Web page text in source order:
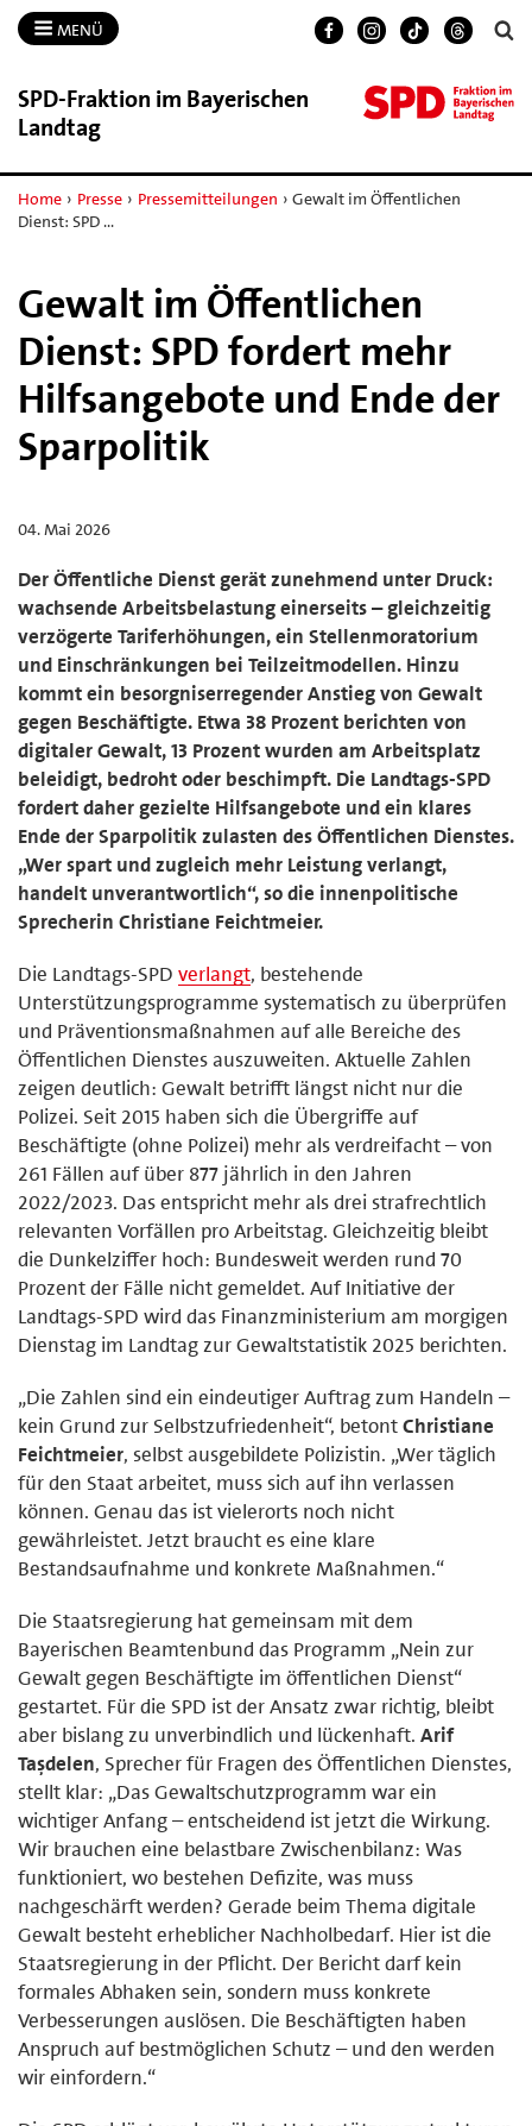
MENÜ
SPD-​Fraktion im Bayerischen
Landtag
Home › Presse › Pressemitteilungen › Gewalt im Öffentlichen
Dienst: SPD …
Gewalt im Öffentlichen
Dienst: SPD fordert mehr
Hilfsangebote und Ende der
Sparpolitik
04. Mai 2026
Der Öffentliche Dienst gerät zunehmend unter Druck:
wachsende Arbeitsbelastung einerseits – gleichzeitig
verzögerte Tariferhöhungen, ein Stellenmoratorium
und Einschränkungen bei Teilzeitmodellen. Hinzu
kommt ein besorgniserregender Anstieg von Gewalt
gegen Beschäftigte. Etwa 38 Prozent berichten von
digitaler Gewalt, 13 Prozent wurden am Arbeitsplatz
beleidigt, bedroht oder beschimpft. Die Landtags-SPD
fordert daher gezielte Hilfsangebote und ein klares
Ende der Sparpolitik zulasten des Öffentlichen Dienstes.
„Wer spart und zugleich mehr Leistung verlangt,
handelt unverantwortlich“, so die innenpolitische
Sprecherin Christiane Feichtmeier.
Die Landtags-SPD verlangt, bestehende
Unterstützungsprogramme systematisch zu überprüfen
und Präventionsmaßnahmen auf alle Bereiche des
Öffentlichen Dienstes auszuweiten. Aktuelle Zahlen
zeigen deutlich: Gewalt betrifft längst nicht nur die
Polizei. Seit 2015 haben sich die Übergriffe auf
Beschäftigte (ohne Polizei) mehr als verdreifacht – von
261 Fällen auf über 877 jährlich in den Jahren
2022/2023. Das entspricht mehr als drei strafrechtlich
relevanten Vorfällen pro Arbeitstag. Gleichzeitig bleibt
die Dunkelziffer hoch: Bundesweit werden rund 70
Prozent der Fälle nicht gemeldet. Auf Initiative der
Landtags-SPD wird das Finanzministerium am morgigen
Dienstag im Landtag zur Gewaltstatistik 2025 berichten.
„Die Zahlen sind ein eindeutiger Auftrag zum Handeln –
kein Grund zur Selbstzufriedenheit“, betontChristiane
Feichtmeier, selbst ausgebildete Polizistin. „Wer täglich
für den Staat arbeitet, muss sich auf ihn verlassen
können. Genau das ist vielerorts noch nicht
gewährleistet. Jetzt braucht es eine klare
Bestandsaufnahme und konkrete Maßnahmen.“
Die Staatsregierung hat gemeinsam mit dem
Bayerischen Beamtenbund das Programm „Nein zur
Gewalt gegen Beschäftigte im öffentlichen Dienst“
gestartet. Für die SPD ist der Ansatz zwar richtig, bleibt
aber bislang zu unverbindlich und lückenhaft. Arif
Taşdelen, Sprecher für Fragen des Öffentlichen Dienstes,
stellt klar: „Das Gewaltschutzprogramm war ein
wichtiger Anfang – entscheidend ist jetzt die Wirkung.
Wir brauchen eine belastbare Zwischenbilanz: Was
funktioniert, wo bestehen Defizite, was muss
nachgeschärft werden? Gerade beim Thema digitale
Gewalt besteht erheblicher Nachholbedarf. Hier ist die
Staatsregierung in der Pflicht. Der Bericht darf kein
formales Abhaken sein, sondern muss konkrete
Verbesserungen auslösen. Die Beschäftigten haben
Anspruch auf bestmöglichen Schutz – und den werden
wir einfordern.“